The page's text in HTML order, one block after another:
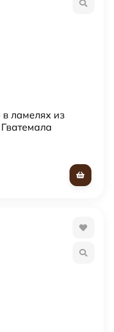
ламелях из